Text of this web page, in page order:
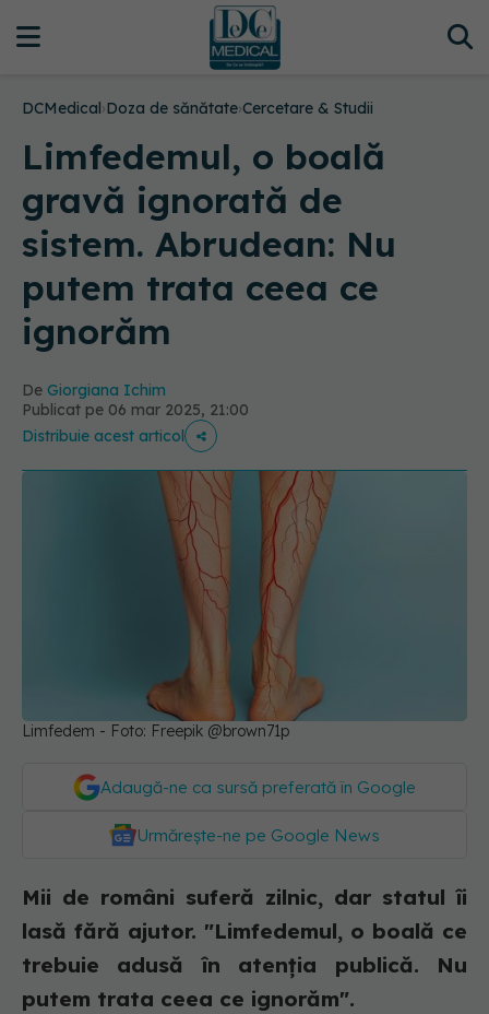
DCMedical›Doza de sănătate›Cercetare & Studii
Limfedemul, o boală
gravă ignorată de
sistem. Abrudean: Nu
putem trata ceea ce
ignorăm
De Giorgiana Ichim
Publicat pe 06 mar 2025, 21:00
Distribuie acest articol
Limfedem - Foto: Freepik @brown71p
Adaugă-ne ca sursă preferată în Google
Urmărește-ne pe Google News
Mii de români suferă zilnic, dar statul îi
lasă fără ajutor. "Limfedemul, o boală ce
trebuie adusă în atenţia publică. Nu
putem trata ceea ce ignorăm".